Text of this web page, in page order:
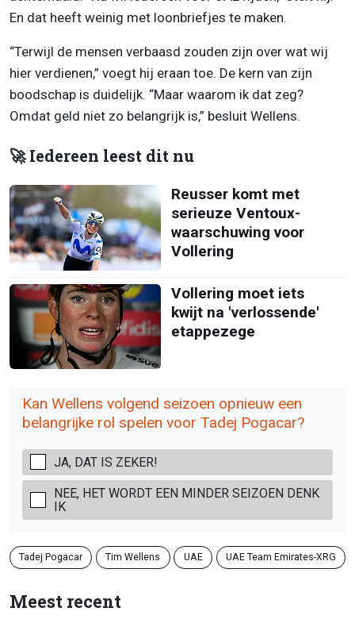
En dat heeft weinig met loonbriefjes te maken.
“Terwijl de mensen verbaasd zouden zijn over wat wij
hier verdienen,” voegt hij eraan toe. De kern van zijn
boodschap is duidelijk. “Maar waarom ik dat zeg?
Omdat geld niet zo belangrijk is,” besluit Wellens.
🚀 Iedereen leest dit nu
Reusser komt met
serieuze Ventoux-
waarschuwing voor
Vollering
Vollering moet iets
kwijt na 'verlossende'
etappezege
Kan Wellens volgend seizoen opnieuw een
belangrijke rol spelen voor Tadej Pogacar?
JA, DAT IS ZEKER!
NEE, HET WORDT EEN MINDER SEIZOEN DENK
IK
Tadej Pogacar Tim Wellens UAE UAE Team Emirates-XRG
Meest recent